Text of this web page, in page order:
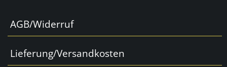
AGB/Widerruf
Lieferung/Versandkosten